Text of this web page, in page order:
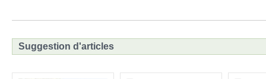
Suggestion d'articles